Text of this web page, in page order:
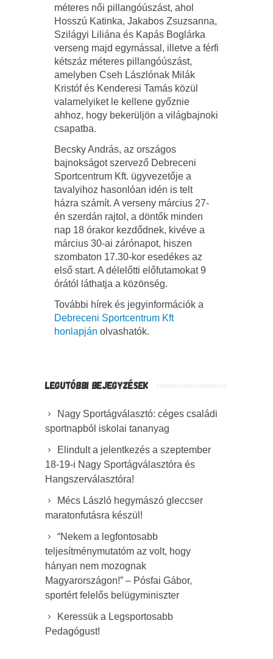
méteres női pillangóúszást, ahol
Hosszú Katinka, Jakabos Zsuzsanna,
Szilágyi Liliána és Kapás Boglárka
verseng majd egymással, illetve a férfi
kétszáz méteres pillangóúszást,
amelyben Cseh Lászlónak Milák
Kristóf és Kenderesi Tamás közül
valamelyiket le kellene győznie
ahhoz, hogy bekerüljön a világbajnoki
csapatba.
Becsky András, az országos
bajnokságot szervező Debreceni
Sportcentrum Kft. ügyvezetője a
tavalyihoz hasonlóan idén is telt
házra számít. A verseny március 27-
én szerdán rajtol, a döntők minden
nap 18 órakor kezdődnek, kivéve a
március 30-ai zárónapot, hiszen
szombaton 17.30-kor esedékes az
első start. A délelőtti előfutamokat 9
órától láthatja a közönség.
További hírek és jegyinformációk a
Debreceni Sportcentrum Kft
honlapján olvashatók.
LEGUTÓBBI BEJEGYZÉSEK
Nagy Sportágválasztó: céges családi
sportnapból iskolai tananyag
Elindult a jelentkezés a szeptember
18-19-i Nagy Sportágválasztóra és
Hangszerválasztóra!
Mécs László hegymászó gleccser
maratonfutásra készül!
“Nekem a legfontosabb
teljesítménymutatóm az volt, hogy
hányan nem mozognak
Magyarországon!” – Pósfai Gábor,
sportért felelős belügyminiszter
Keressük a Legsportosabb
Pedagógust!